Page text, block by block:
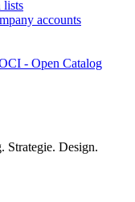
lists
accounts
- Open Catalog
Strategie. Design.